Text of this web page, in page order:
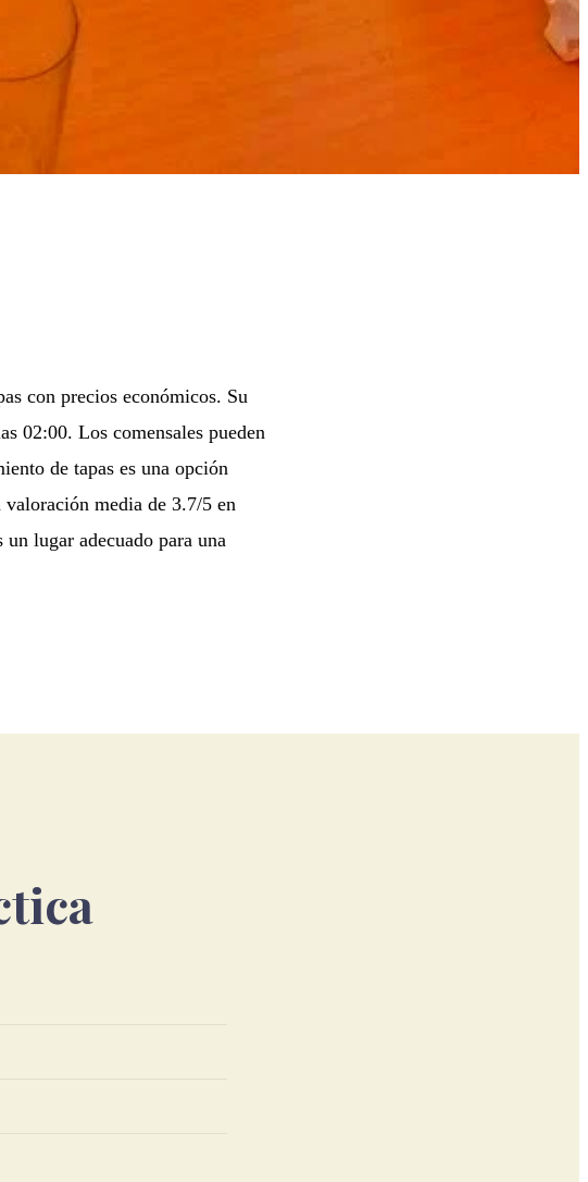
con precios económicos. Su
02:00. Los comensales pueden
de tapas es una opción
media de 3.7/5 en
lugar adecuado para una